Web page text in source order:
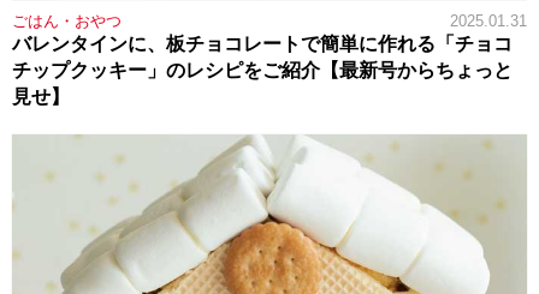
ごはん・おやつ 2025.01.31
バレンタインに、板チョコレートで簡単に作れる「チョコ
チップクッキー」のレシピをご紹介【最新号からちょっと
見せ】